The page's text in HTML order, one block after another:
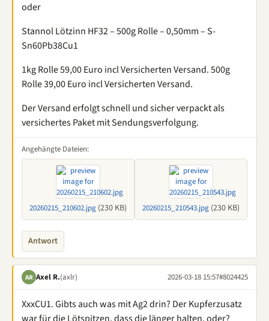
oder
Stannol Lötzinn HF32 – 500g Rolle – 0,50mm – S-
Sn60Pb38Cu1
1kg Rolle 59,00 Euro incl Versicherten Versand. 500g
Rolle 39,00 Euro incl Versicherten Versand.
Der Versand erfolgt schnell und sicher verpackt als
versichertes Paket mit Sendungsverfolgung.
Angehängte Dateien:
20260215_210602.jpg (230 KB) 20260215_210543.jpg (230 KB)
Antwort
AR Axel R.(axlr) 2026-03-18 15:57#8024425
XxxCU1. Gibts auch was mit Ag2 drin? Der Kupferzusatz